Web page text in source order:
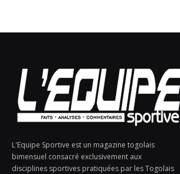
L'Equipe Sportive est un magazine togolais
bimensuel consacré exclusivement aux
disciplines sportives pratiquées par les Togolais